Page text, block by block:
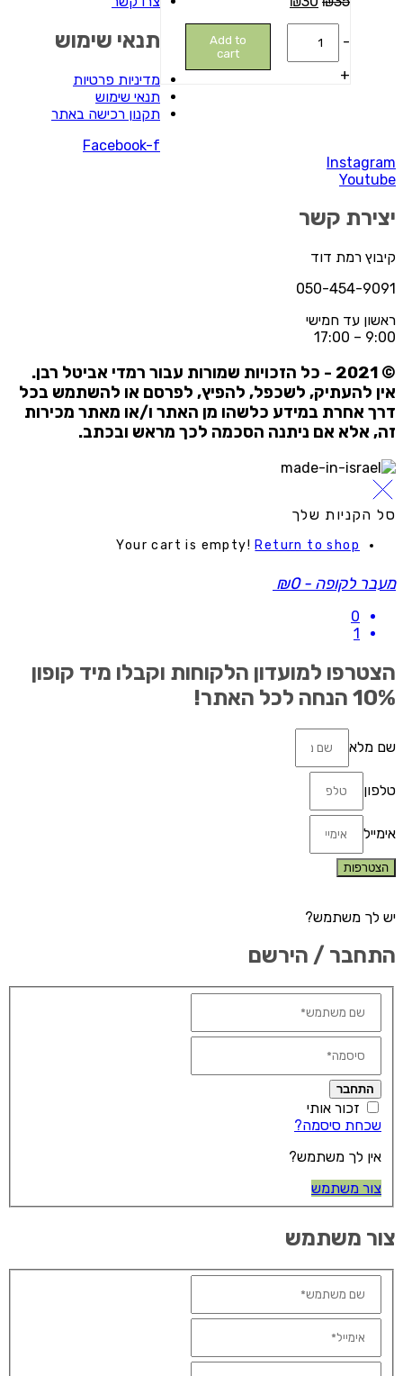
טבעי
זית
Add to
cart
תנאי שימוש
מדיניות פרטיות
תנאי שימוש
תקנון רכישה באתר
Facebook-f
קשר
רמת דוד
050-454-
עד חמישי
9:00 –
שמורות עבור רמדי אביטל רבן.
להעתיק, לשכפל, להפיץ, לפרסם או להשתמש בכל
אחרת במידע כלשהו מן האתר ו/או מאתר מכירות
אלא אם ניתנה הסכמה לכך מראש ובכתב.
הקניות שלך
Your cart is empty!Return to shop
לקופה-
₪0
למועדון הלקוחות וקבלו מיד קופון
הנחה לכל האתר!
מלא
הצטרפות
לך משתמש?
/ הירשם
התחבר
זכור אותי
שכחת סיסמה?
אין לך משתמש?
צור משתמש
משתמש